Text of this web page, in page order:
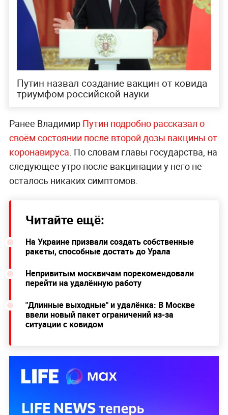
Путин назвал создание вакцин от ковида
триумфом российской науки
Ранее Владимир Путин подробно рассказал о
своём состоянии после второй дозы вакцины от
коронавируса. По словам главы государства, на
следующее утро после вакцинации у него не
осталось никаких симптомов.
Читайте ещё:
На Украине призвали создать собственные
ракеты, способные достать до Урала
Непривитым москвичам порекомендовали
перейти на удалённую работу
"Длинные выходные" и удалёнка: В Москве
ввели новый пакет ограничений из-за
ситуации с ковидом